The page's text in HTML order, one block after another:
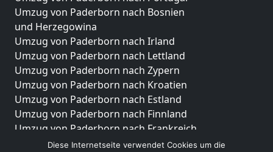
Umzug von Paderborn nach Bosnien
und Herzegowina
Umzug von Paderborn nach Irland
Umzug von Paderborn nach Lettland
Umzug von Paderborn nach Zypern
Umzug von Paderborn nach Kroatien
Umzug von Paderborn nach Estland
Umzug von Paderborn nach Finnland
Umzug von Paderborn nach Frankreich
Umzug von Paderborn nach Griechenland
Diese Internetseite verwendet Cookies um die